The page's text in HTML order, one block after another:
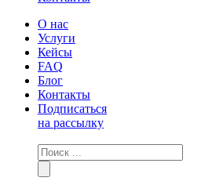
О нас
Услуги
Кейсы
FAQ
Блог
Контакты
Подписаться
на рассылку